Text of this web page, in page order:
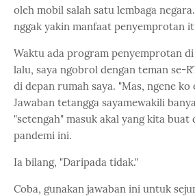
oleh mobil salah satu lembaga
nggak yakin manfaat penyemprotan
Waktu ada program penyemprotan
lalu, saya ngobrol dengan teman se-
di depan rumah saya. "Mas, ngene ko
Jawaban tetangga sayamewakili
"setengah" masuk akal yang kita buat
pandemi ini.
Ia bilang, "Daripada tidak."
Coba, gunakan jawaban ini untuk